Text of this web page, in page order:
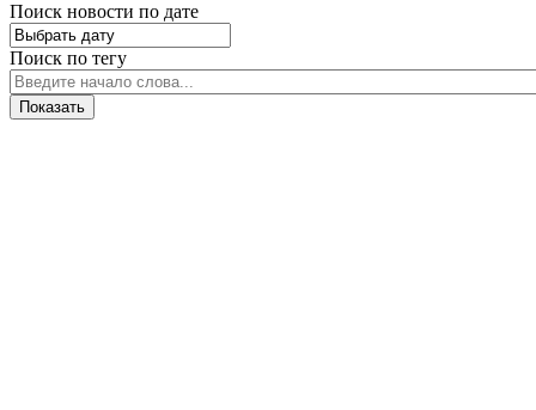
Поиск новости по дате
Поиск по тегу